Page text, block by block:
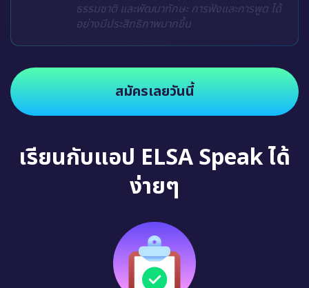
ธรรมชาติ และพัฒนาทักษะ การฟังและการพูด ได้
อย่างมีประสิทธิภาพมากขึ้น
สมัครเลยวันนี้
เรียนกับแอป ELSA Speak ได้
ง่ายๆ